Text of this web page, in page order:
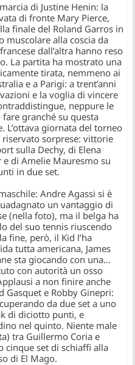
di Justine Henin: la
di fronte Mary Pierce,
finale del Roland Garros in
muscolare alla coscia da
dall’altra hanno reso
La partita ha mostrato una
tirata, nemmeno ai
e a Parigi: a trent’anni
e la voglia di vincere
neppure le
granché su questa
L’ottava giornata del torneo
sorprese: vittorie
sulla Dechy, di Elena
e diAmelie Mauresmo su
in due set.
Andre Agassi si è
un vantaggio di
(nella foto), ma il belga ha
del suo tennis riuscendo
fine, però, il Kid l’ha
tutta americana, James
sta giocando con una…
con autorità un osso
a non finire anche
Gasquet e Robby Ginepri:
da due set a uno
di diciotto punti, e
nel quinto. Niente male
tra Guillermo Coria e
cinque set di schiaffi alla
di El Mago.